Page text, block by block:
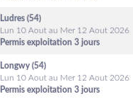
Ludres (54)
Lun 10 Aout au Mer 12 Aout 2026
Permis exploitation 3 jours
Longwy (54)
Lun 10 Aout au Mer 12 Aout 2026
Permis exploitation 3 jours